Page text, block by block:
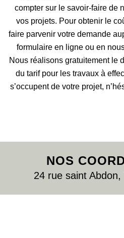
compter sur le savoir-faire de
vos projets. Pour obtenir le
faire parvenir votre demande
formulaire en ligne ou en
Nous réalisons gratuitement le
du tarif pour les travaux à
s’occupent de votre projet,
NOS
24 rue saint